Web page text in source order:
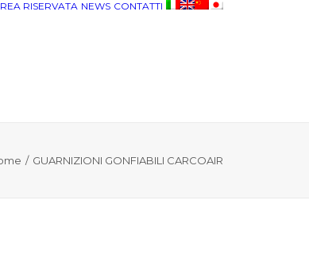
RISERVATA NEWS CONTATTI
GUARNIZIONI GONFIABILI CARCOAIR